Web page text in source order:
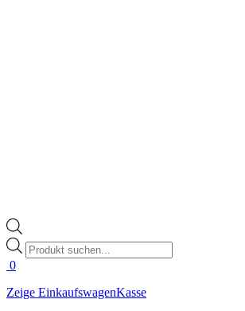
Products
search
0
Zeige EinkaufswagenKasse